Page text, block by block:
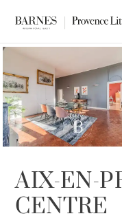
AIX-EN-
CENTRE